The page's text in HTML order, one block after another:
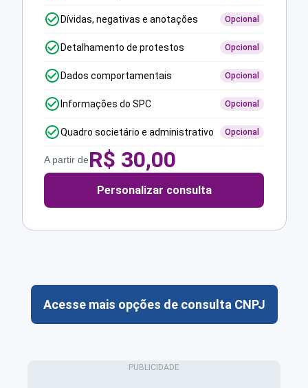
Dívidas, negativas e anotações Opcional
Detalhamento de protestos Opcional
Dados comportamentais Opcional
Informações do SPC Opcional
Quadro societário e administrativo Opcional
A partir deR$ 30,00
Personalizar consulta
Acesse mais opções de consulta CNPJ